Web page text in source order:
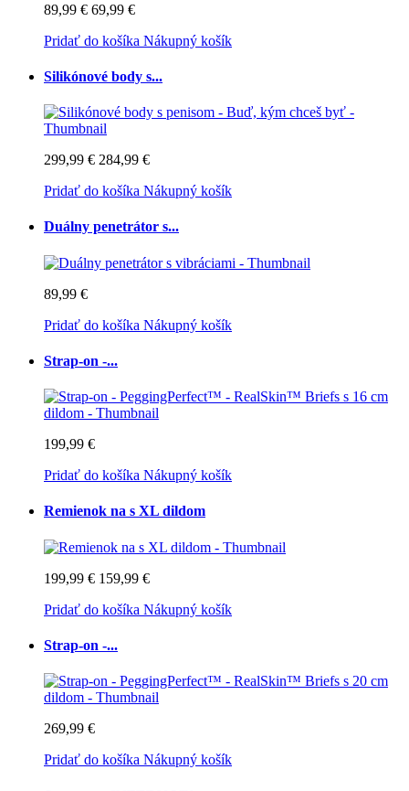
89,99 € 69,99 €
Pridať do košíka Nákupný košík
Silikónové body s...
299,99 € 284,99 €
Pridať do košíka Nákupný košík
Duálny penetrátor s...
89,99 €
Pridať do košíka Nákupný košík
Strap-on -...
199,99 €
Pridať do košíka Nákupný košík
Remienok na s XL dildom
199,99 € 159,99 €
Pridať do košíka Nákupný košík
Strap-on -...
269,99 €
Pridať do košíka Nákupný košík